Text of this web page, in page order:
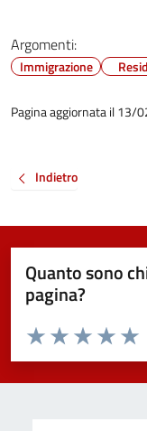
Argomenti:
Immigrazione
Pagina aggiornata il 13/
Indietro
Quanto sono
pagina?
Valuta da 1 a 5 stelle la
Valuta
Valuta 3
Valuta 2 stelle
Valuta 1 stelle su 5